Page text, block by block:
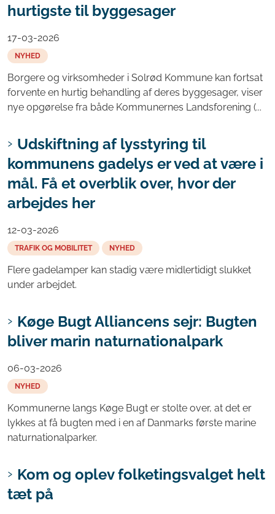
hurtigste til byggesager
17-03-2026
NYHED
Borgere og virksomheder i Solrød Kommune kan fortsat
forvente en hurtig behandling af deres byggesager, viser
nye opgørelse fra både Kommunernes Landsforening (...
Udskiftning af lysstyring til
kommunens gadelys er ved at være i
mål. Få et overblik over, hvor der
arbejdes her
12-03-2026
TRAFIK OG MOBILITET NYHED
Flere gadelamper kan stadig være midlertidigt slukket
under arbejdet.
Køge Bugt Alliancens sejr: Bugten
bliver marin naturnationalpark
06-03-2026
NYHED
Kommunerne langs Køge Bugt er stolte over, at det er
lykkes at få bugten med i en af Danmarks første marine
naturnationalparker.
Kom og oplev folketingsvalget helt
tæt på